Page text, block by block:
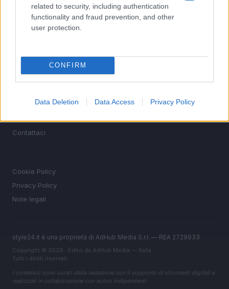
related to security, including authentication
functionality and fraud prevention, and other
user protection.
CONFIRM
Data Deletion Data Access Privacy Policy
SEZIONI
Contattaci
Cookie Policy
Privacy Policy
Note legali
style24.it è una proprietà di AdHub Media S.r.l. — REA 2729933
Copyright © 2026 · Edito da AdHub Media — Italia
Tutti i diritti riservati
I contenuti sono curati dalla redazione con il supporto di strumenti digitali e
realizzati in collaborazione con autori indipendenti.